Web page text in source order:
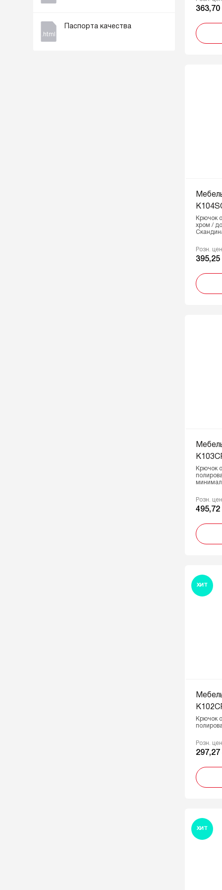
.html
Паспорта качества
363,70
Крючок
хром / до
Розн.
395,25
Крючок
Розн.
495,72
ХИТ
Крючок
Розн.
297,27
ХИТ